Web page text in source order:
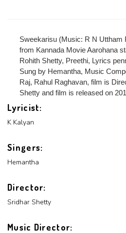
Sweekarisu (Music: R N Uttham
from Kannada Movie Aarohana
Rohith Shetty, Preethi, Lyrics
Sung by Hemantha, Music
Raj, Rahul Raghavan, film is
Shetty and film is released on
Lyricist:
K Kalyan
Singers:
Hemantha
Director:
Sridhar Shetty
Music Director:
ADD